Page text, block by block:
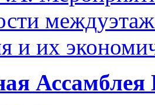
и их